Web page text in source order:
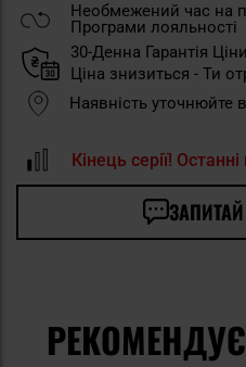
Необмежений час на
Програми лояльності
30-Денна Гарантія
Ціна знизиться - Ти
Наявність уточнюйте
Кінець серії!